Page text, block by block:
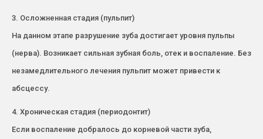
3. Осложненная стадия (пульпит)
На данном этапе разрушение зуба достигает уровня пульпы
(нерва). Возникает сильная зубная боль, отек и воспаление. Без
незамедлительного лечения пульпит может привести к
абсцессу.
4. Хроническая стадия (периодонтит)
Если воспаление добралось до корневой части зуба,